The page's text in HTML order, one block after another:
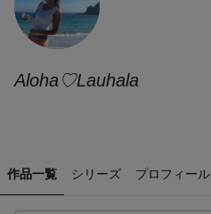
Aloha♡Lauhala
作品一覧 シリーズ プロフィール